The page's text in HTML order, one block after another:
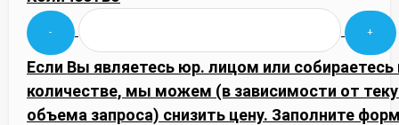
Если Вы являетесь юр. лицом или
количестве, мы можем (в зависимости от
объема запроса) снизить цену. Заполните